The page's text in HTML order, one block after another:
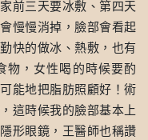
前三天要冰敷、第四天
慢慢消掉，臉部會看起
快的做冰、熱敷，也有
物，女性喝的時候要酌
能地把脂肪照顧好！術
這時候我的臉部基本上
形眼鏡，王醫師也稱讚